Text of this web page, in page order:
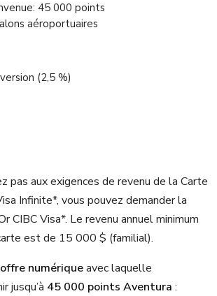
45 000 points
aéroportuaires
(2,5 %)
pas aux exigences de revenu de la Carte
Infinite*, vous pouvez demander la
CIBC Visa*. Le revenu annuel minimum
est de 15 000 $ (familial).
offre numériqueavec laquelle
jusqu’à 45 000 points Aventura :